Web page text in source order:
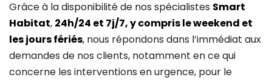
Grâce à la disponibilité de nos spécialistes Smart
Habitat, 24h/24 et 7j/7, y compris le weekend et
les jours fériés, nous répondons dans l’immédiat aux
demandes de nos clients, notamment en ce qui
concerne les interventions en urgence, pour le